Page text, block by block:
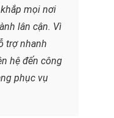
mọi nơi
lân cận. Vì
trợ nhanh
hệ đến công
phục vụ